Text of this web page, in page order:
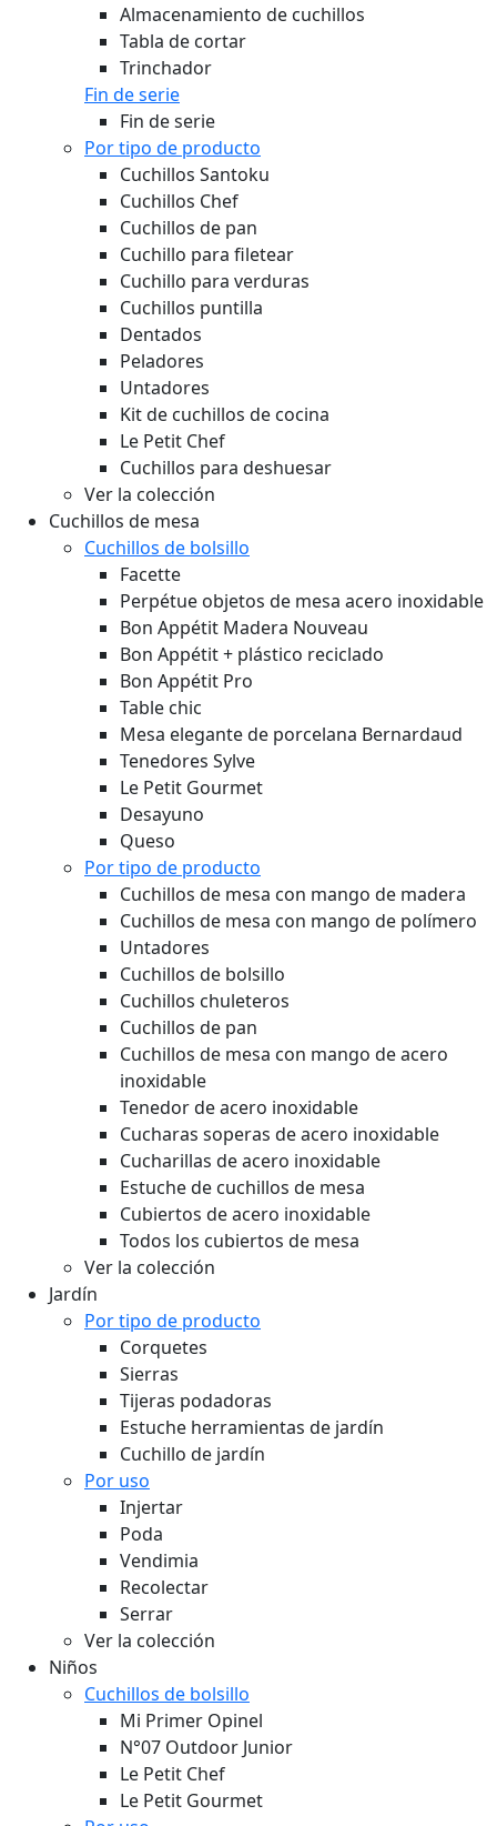
Almacenamiento de cuchillos
Tabla de cortar
Trinchador
Fin de serie
Fin de serie
Por tipo de producto
Cuchillos Santoku
Cuchillos Chef
Cuchillos de pan
Cuchillo para filetear
Cuchillo para verduras
Cuchillos puntilla
Dentados
Peladores
Untadores
Kit de cuchillos de cocina
Le Petit Chef
Cuchillos para deshuesar
Ver la colección
Cuchillos de mesa
Cuchillos de bolsillo
Facette
Perpétue objetos de mesa acero inoxidable
Bon Appétit Madera Nouveau
Bon Appétit + plástico reciclado
Bon Appétit Pro
Table chic
Mesa elegante de porcelana Bernardaud
Tenedores Sylve
Le Petit Gourmet
Desayuno
Queso
Por tipo de producto
Cuchillos de mesa con mango de madera
Cuchillos de mesa con mango de polímero
Untadores
Cuchillos de bolsillo
Cuchillos chuleteros
Cuchillos de pan
Cuchillos de mesa con mango de acero
inoxidable
Tenedor de acero inoxidable
Cucharas soperas de acero inoxidable
Cucharillas de acero inoxidable
Estuche de cuchillos de mesa
Cubiertos de acero inoxidable
Todos los cubiertos de mesa
Ver la colección
Jardín
Por tipo de producto
Corquetes
Sierras
Tijeras podadoras
Estuche herramientas de jardín
Cuchillo de jardín
Por uso
Injertar
Poda
Vendimia
Recolectar
Serrar
Ver la colección
Niños
Cuchillos de bolsillo
Mi Primer Opinel
N°07 Outdoor Junior
Le Petit Chef
Le Petit Gourmet